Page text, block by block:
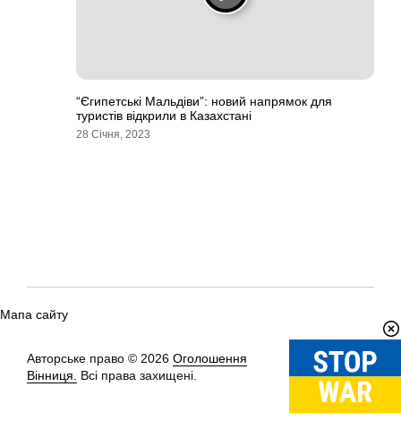
“Єгипетські Мальдіви”: новий напрямок для
туристів відкрили в Казахстані
28 Січня, 2023
Мапа сайту
Авторське право © 2026 Оголошення
Вінниця.
Всі права захищені.
Вгору↑